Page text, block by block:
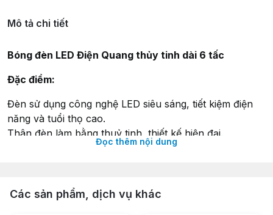
Mô tả chi tiết
Bóng đèn LED Điện Quang thủy tinh dài 6 tấc
Đặc điểm:
Đèn sử dụng công nghệ LED siêu sáng, tiết kiệm điện
năng và tuổi thọ cao.
Thân đèn làm bằng thuỷ tinh, thiết kế hiện đại.
Không phát ra tia UV, không sử dụng thủy ngân, thân
rời.
Đọc thêm nội dung
Các sản phẩm, dịch vụ khác